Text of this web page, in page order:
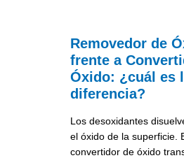
Removedor de
frente a
Óxido: ¿cuál es
diferencia?
Los desoxidantes
el óxido de la superficie.
convertidor de óxido